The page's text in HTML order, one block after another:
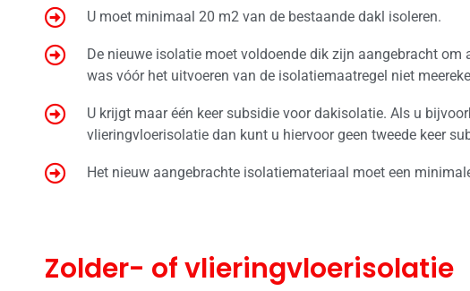
U moet minimaal 20 m2 van de bestaande dakl isoleren.
De nieuwe isolatie moet voldoende dik zijn aangebracht
was vóór het uitvoeren van de isolatiemaatregel niet
U krijgt maar één keer subsidie voor dakisolatie. Als u
vlieringvloerisolatie dan kunt u hiervoor geen tweede keer
Het nieuw aangebrachte isolatiemateriaal moet een
Zolder- of vlieringvloerisolatie